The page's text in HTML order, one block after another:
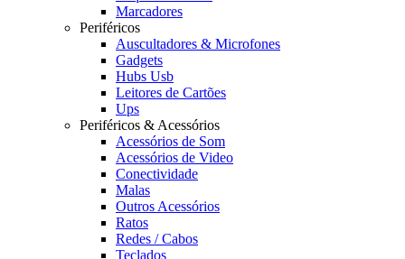
Marcadores
Periféricos
Auscultadores & Microfones
Gadgets
Hubs Usb
Leitores de Cartões
Ups
Periféricos & Acessórios
Acessórios de Som
Acessórios de Video
Conectividade
Malas
Outros Acessórios
Ratos
Redes / Cabos
Teclados